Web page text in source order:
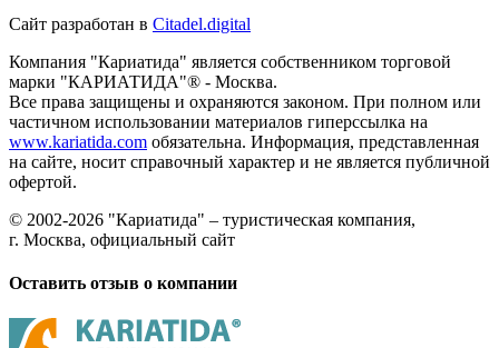
Сайт разработан в Citadel.digital
Компания "Кариатида" является собственником торговой
марки "КАРИАТИДА"® - Москва.
Все права защищены и охраняются законом. При полном или
частичном использовании материалов гиперссылка на
www.kariatida.com обязательна. Информация, представленная
на сайте, носит справочный характер и не является публичной
офертой.
© 2002-2026 "Кариатида" – туристическая компания,
г. Москва, официальный сайт
Оставить отзыв о компании